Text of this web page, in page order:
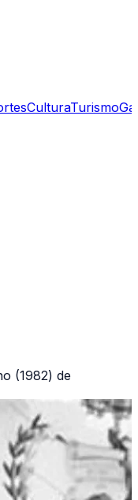
CulturaTurismo
(1982) de